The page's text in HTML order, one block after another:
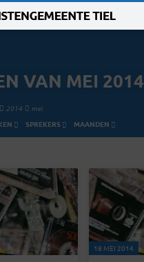
VAN MEI 2014
2014 mei
SPREKERS MAANDEN
18 MEI 2014